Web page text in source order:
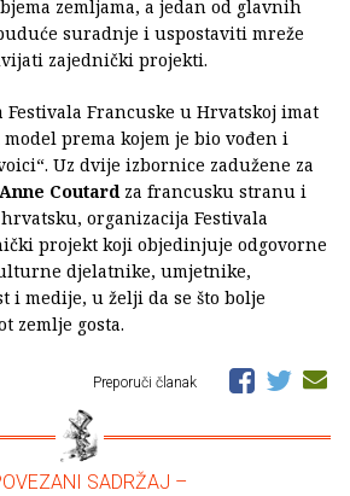
zemljama, a jedan od glavnih
suradnje i uspostaviti mreže
zajednički projekti.
Francuske u Hrvatskoj imat
prema kojem je bio vođen i
Uz dvije izbornice zadužene za
Anne Coutard za francusku stranu i
hrvatsku, organizacija Festivala
projekt koji objedinjuje odgovorne
djelatnike, umjetnike,
i medije, u želji da se što bolje
zemlje gosta.
Preporuči članak
SADRŽAJ –